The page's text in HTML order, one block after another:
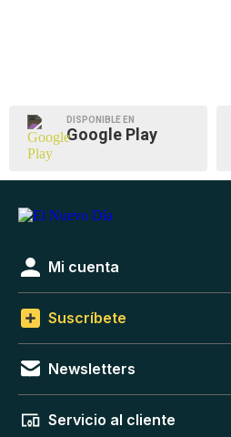
DISPONIBLE EN
Google Play
Mi cuenta
Suscríbete
Newsletters
Servicio al cliente